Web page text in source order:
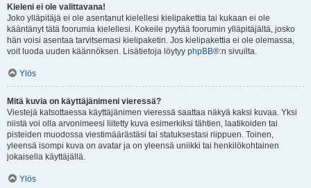
Kieleni ei ole valittavana!
Joko ylläpitäjä ei ole asentanut kielellesi kielipakettia tai kukaan ei ole
kääntänyt tätä foorumia kielellesi. Kokeile pyytää foorumin ylläpitäjältä, josko
hän voisi asentaa tarvitsemasi kielipaketin. Jos kielipakettia ei ole olemassa,
voit luoda uuden käännöksen. Lisätietoja löytyy phpBB®:n sivuilta.
Ylös
Mitä kuvia on käyttäjänimeni vieressä?
Viestejä katsottaessa käyttäjänimen vieressä saattaa näkyä kaksi kuvaa. Yksi
niistä voi olla arvonimeesi liitetty kuva esimerkiksi tähtien, laatikoiden tai
pisteiden muodossa viestimäärästäsi tai statuksestasi riippuen. Toinen,
yleensä isompi kuva on avatar ja on yleensä uniikki tai henkilökohtainen
jokaisella käyttäjällä.
Ylös